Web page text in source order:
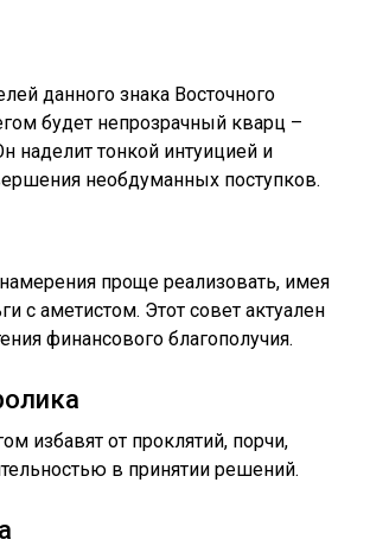
данного знака Восточного
будет непрозрачный кварц –
наделит тонкой интуицией и
необдуманных поступков.
проще реализовать, имея
с аметистом. Этот совет актуален
финансового благополучия.
избавят от проклятий, порчи,
в принятии решений.